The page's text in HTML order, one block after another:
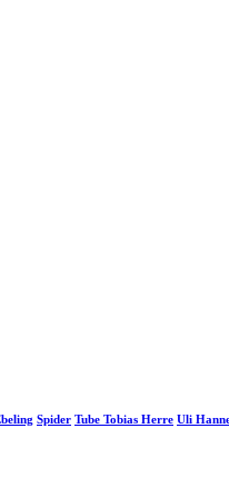
Spider Tube Tobias Herre Uli